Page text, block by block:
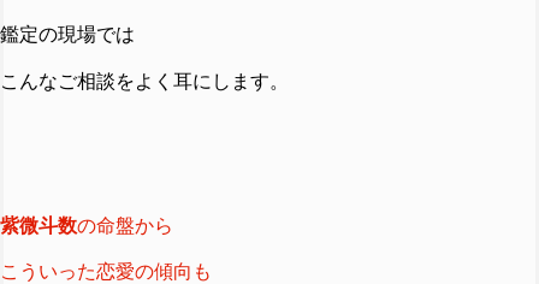
鑑定の現場では
こんなご相談をよく耳にします。
紫微斗数の命盤から
こういった恋愛の傾向も